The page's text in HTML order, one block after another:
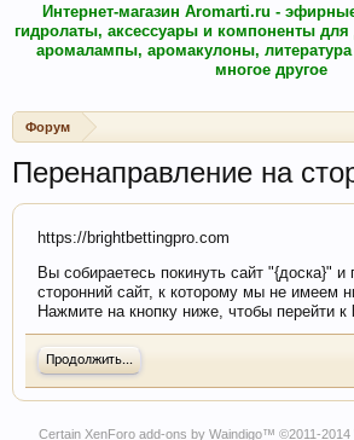
Интернет-магазин Aromarti.ru -
гидролаты, аксессуары и компоненты
аромалампы, аромакулоны,
многое другое
Форум
Перенаправление на
https://brightbettingpro.com
Вы собираетесь покинуть сайт "{доска}" и
сторонний сайт, к которому мы не имеем
Нажмите на кнопку ниже, чтобы перейти к
Продолжить...
Certain XenForo add-ons by Waindigo™ ©2011-2014